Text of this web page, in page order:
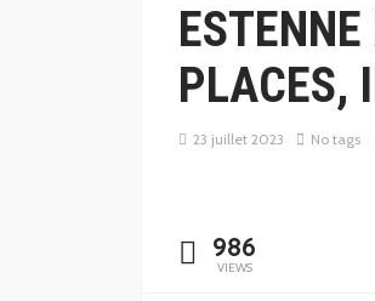
PLACES,
23 juillet 2023 No tags
986
VIEWS